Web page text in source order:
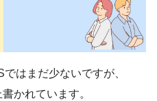
はまだ少ないですが、
かれています。